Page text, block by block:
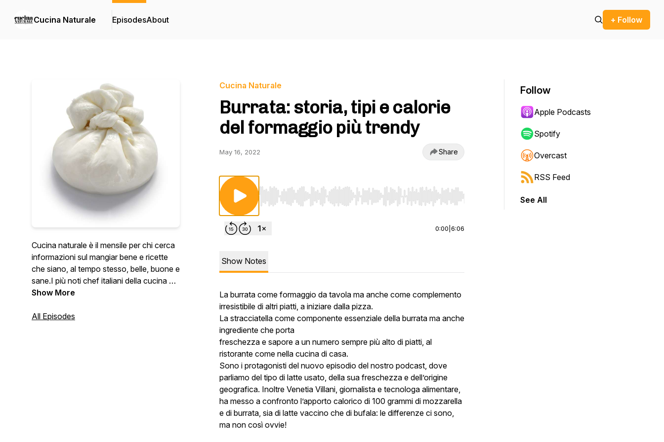
Cucina Naturale EpisodesAbout + Follow
Cucina naturale è il mensile per chi cerca
informazioni sul mangiar bene e ricette
che siano, al tempo stesso, belle, buone e
sane.I più noti chef italiani della cucina del
benessere si alternano sulle pagine della
pensate con cura nella scelta degli
Show More
All Episodes
Cucina Naturale
Burrata: storia, tipi e calorie
del formaggio più trendy
May 16, 2022 Share
Use Left/Right to seek, Home/End to jump to start or end. Hold shift to jump forward or backward.
0:00 6:06
Show Notes
La burrata come formaggio da tavola ma anche come complemento
irresistibile di altri piatti, a iniziare dalla pizza.
La stracciatella come componente essenziale della burrata ma anche
ingrediente che porta
freschezza e sapore a un numero sempre più alto di piatti, al
ristorante come nella cucina di casa.
Sono i protagonisti del nuovo episodio del nostro podcast, dove
parliamo del tipo di latte usato, della sua freschezza e dell’origine
geografica. Inoltre Venetia Villani, giornalista e tecnologa alimentare,
ha messo a confronto l’apporto calorico di 100 grammi di mozzarella
e di burrata, sia di latte vaccino che di bufala: le differenze ci sono,
ma non così ovvie!
Follow
Apple Podcasts
Spotify
Overcast
RSS Feed
See All